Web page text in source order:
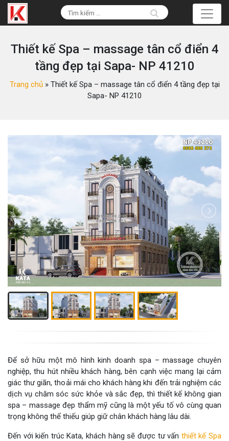
Thiết kế Spa – massage tân cổ điển 4
tầng đẹp tại Sapa- NP 41210
Trang chủ» Thiết kế Spa – massage tân cổ điển 4 tầng đẹp tại
Sapa- NP 41210
Để sở hữu một mô hình kinh doanh spa – massage chuyên
nghiệp, thu hút nhiều khách hàng, bên cạnh việc mang lại cảm
giác thư giãn, thoải mái cho khách hàng khi đến trải nghiệm các
dịch vụ chăm sóc sức khỏe và sắc đẹp, thì thiết kế không gian
spa – massage đẹp thẩm mỹ cũng là một yếu tố vô cùng quan
trọng không thể thiếu giúp giữ chân khách hàng lâu dài.
Đến với kiến trúc Kata, khách hàng sẽ được tư vấn thiết kế Spa